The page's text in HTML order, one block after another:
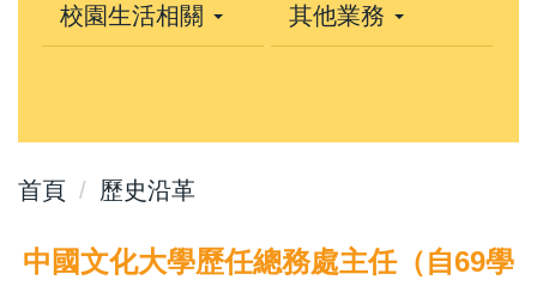
校園生活相關 其他業務
首頁 歷史沿革
中國文化大學歷任總務處主任（自69學